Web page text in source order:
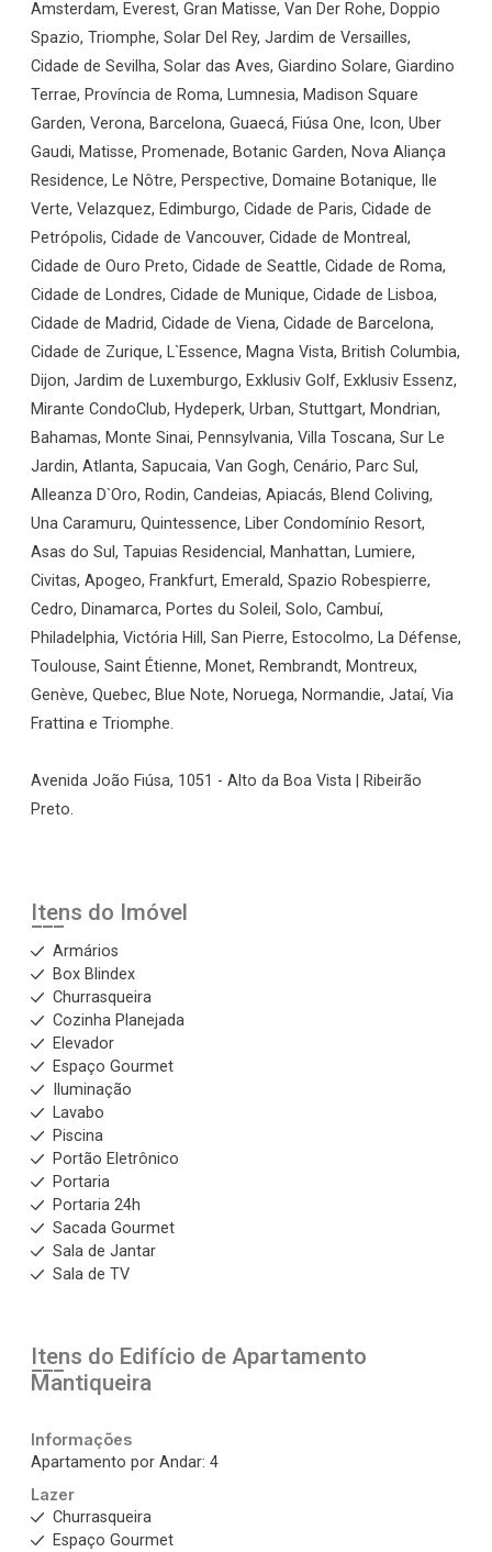
Amsterdam, Everest, Gran Matisse, Van Der Rohe, Doppio
Spazio, Triomphe, Solar Del Rey, Jardim de Versailles,
Cidade de Sevilha, Solar das Aves, Giardino Solare, Giardino
Terrae, Província de Roma, Lumnesia, Madison Square
Garden, Verona, Barcelona, Guaecá, Fiúsa One, Icon, Uber
Gaudi, Matisse, Promenade, Botanic Garden, Nova Aliança
Residence, Le Nôtre, Perspective, Domaine Botanique, Ile
Verte, Velazquez, Edimburgo, Cidade de Paris, Cidade de
Petrópolis, Cidade de Vancouver, Cidade de Montreal,
Cidade de Ouro Preto, Cidade de Seattle, Cidade de Roma,
Cidade de Londres, Cidade de Munique, Cidade de Lisboa,
Cidade de Madrid, Cidade de Viena, Cidade de Barcelona,
Cidade de Zurique, L`Essence, Magna Vista, British Columbia,
Dijon, Jardim de Luxemburgo, Exklusiv Golf, Exklusiv Essenz,
Mirante CondoClub, Hydeperk, Urban, Stuttgart, Mondrian,
Bahamas, Monte Sinai, Pennsylvania, Villa Toscana, Sur Le
Jardin, Atlanta, Sapucaia, Van Gogh, Cenário, Parc Sul,
Alleanza D`Oro, Rodin, Candeias, Apiacás, Blend Coliving,
Una Caramuru, Quintessence, Liber Condomínio Resort,
Asas do Sul, Tapuias Residencial, Manhattan, Lumiere,
Civitas, Apogeo, Frankfurt, Emerald, Spazio Robespierre,
Cedro, Dinamarca, Portes du Soleil, Solo, Cambuí,
Philadelphia, Victória Hill, San Pierre, Estocolmo, La Défense,
Toulouse, Saint Étienne, Monet, Rembrandt, Montreux,
Genève, Quebec, Blue Note, Noruega, Normandie, Jataí, Via
Frattina e Triomphe.
Avenida João Fiúsa, 1051 - Alto da Boa Vista | Ribeirão
Preto.
Itens do Imóvel
Armários
Box Blindex
Churrasqueira
Cozinha Planejada
Elevador
Espaço Gourmet
Iluminação
Lavabo
Piscina
Portão Eletrônico
Portaria
Portaria 24h
Sacada Gourmet
Sala de Jantar
Sala de TV
Itens do Edifício de Apartamento
Mantiqueira
Informações
Apartamento por Andar: 4
Lazer
Churrasqueira
Espaço Gourmet